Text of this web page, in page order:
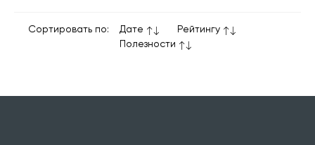
Сортировать по: Дате
Рейтингу
Полезности